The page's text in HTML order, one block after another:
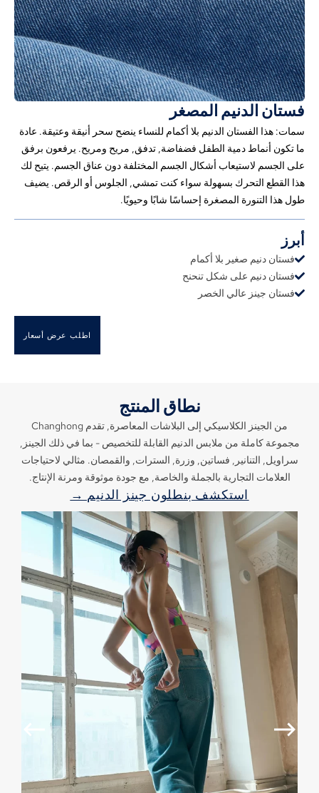
فستان الدنيم المصغر
سمات: هذا الفستان الدنيم بلا أكمام للنساء ينضح سحر أنيقة وعتيقة. عادة
ما تكون أنماط دمية الطفل فضفاضة, تدفق, مريح ومريح. يرفعون برفق
على الجسم لاستيعاب أشكال الجسم المختلفة دون عناق الجسم. يتيح لك
هذا القطع التحرك بسهولة سواء كنت تمشي, الجلوس أو الرقص. يضيف
طول هذا التنورة المصغرة إحساسًا شابًا وحيويًا.
أبرز
فستان دنيم صغير بلا أكمام
فستان دنيم على شكل تنحنح
فستان جينز عالي الخصر
اطلب عرض أسعار
نطاق المنتج
من الجينز الكلاسيكي إلى البلاشات المعاصرة, تقدم Changhong
مجموعة كاملة من ملابس الدنيم القابلة للتخصيص - بما في ذلك الجينز,
سراويل, التنانير, فساتين, وزرة, السترات, والقمصان. مثالي لاحتياجات
العلامات التجارية بالجملة والخاصة, مع جودة موثوقة ومرنة الإنتاج.
استكشف بنطلون جينز الدنيم →